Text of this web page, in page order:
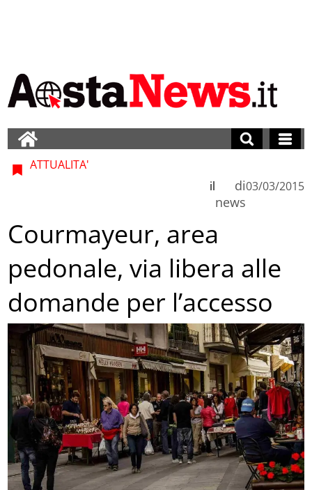
ATTUALITA'
di
news
il 03/03/2015
Courmayeur, area
pedonale, via libera alle
domande per l’accesso